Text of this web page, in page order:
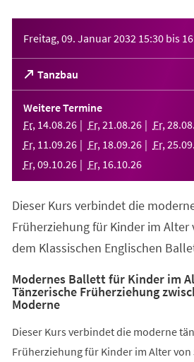
Freitag, 09. Januar 2032 15:30 bis
Tanzbau
(Öffnet
in
einem
neuen
Tab)
Weitere Termine
Fr, 14.08.26 Fr, 21 .08.26 Fr, 28.08.
Fr, 11 .09.26 Fr, 18.09.26 Fr, 25.09.
Fr, 09.10.26 Fr, 16.10.26
Dieser Kurs verbindet die
Früherziehung für Kinder im
dem Klassischen Englischen
Modernes Ballett für Kinder im
Tänzerische Früherziehung
Moderne
Dieser Kurs verbindet die moderne
Früherziehung für Kinder im Alter